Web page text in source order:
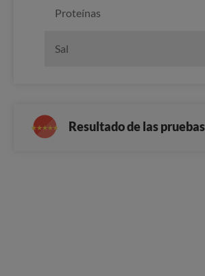
Proteínas
Sal
Resultado de las pruebas